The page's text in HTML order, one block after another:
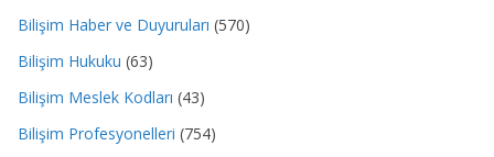
Bilişim Haber ve Duyuruları (570)
Bilişim Hukuku (63)
Bilişim Meslek Kodları (43)
Bilişim Profesyonelleri (754)